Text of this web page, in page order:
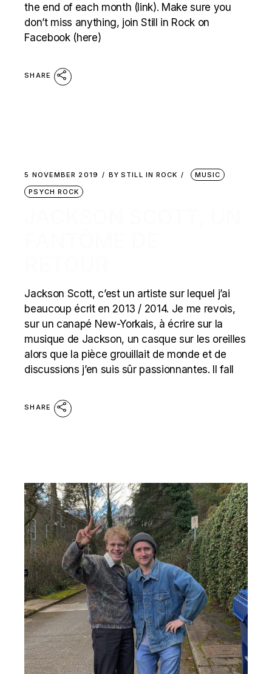
the end of each month (link). Make sure you
don’t miss anything, join Still in Rock on
Facebook (here)
SHARE
5 NOVEMBER 2019 BY STILL IN ROCK
MUSIC
PSYCH ROCK
Jackson Scott, c’est un artiste sur lequel j’ai
beaucoup écrit en 2013 / 2014. Je me revois,
sur un canapé New-Yorkais, à écrire sur la
musique de Jackson, un casque sur les oreilles
alors que la pièce grouillait de monde et de
discussions j’en suis sûr passionnantes. Il fall
SHARE